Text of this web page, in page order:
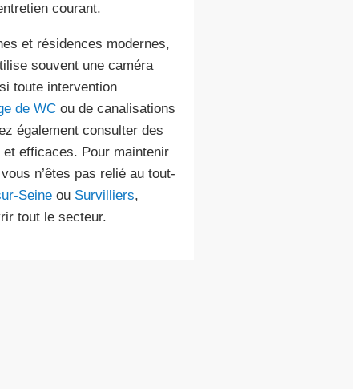
courant.
et résidences modernes,
souvent une caméra
toute intervention
de WCou de canalisations
également consulter des
efficaces. Pour maintenir
n’êtes pas relié au tout-
Seineou Survilliers,
tout le secteur.